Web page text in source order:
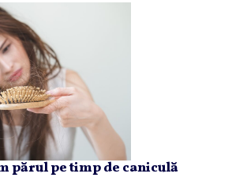
părul pe timp de caniculă